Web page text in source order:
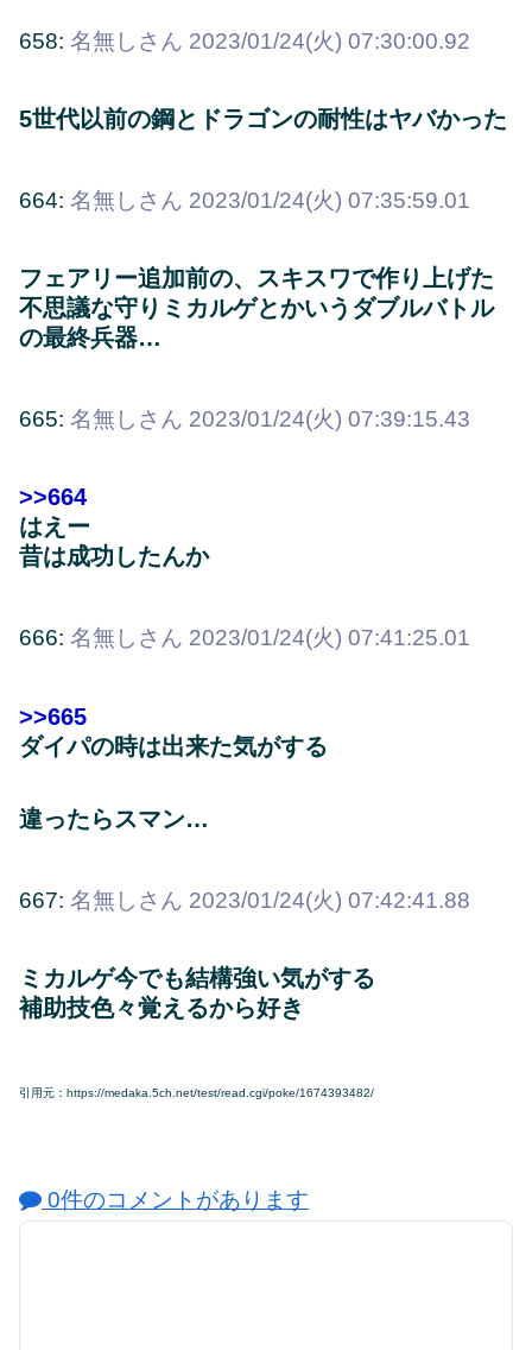
658: 名無しさん 2023/01/24(火) 07:30:00.92
5世代以前の鋼とドラゴンの耐性はヤバかった
664: 名無しさん 2023/01/24(火) 07:35:59.01
フェアリー追加前の、スキスワで作り上げた
不思議な守りミカルゲとかいうダブルバトル
の最終兵器…
665: 名無しさん 2023/01/24(火) 07:39:15.43
>>664
はえー
昔は成功したんか
666: 名無しさん 2023/01/24(火) 07:41:25.01
>>665
ダイパの時は出来た気がする
違ったらスマン…
667: 名無しさん 2023/01/24(火) 07:42:41.88
ミカルゲ今でも結構強い気がする
補助技色々覚えるから好き
引用元：https://medaka.5ch.net/test/read.cgi/poke/1674393482/
0件のコメントがあります